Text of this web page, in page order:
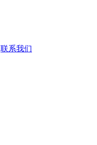
联系我们